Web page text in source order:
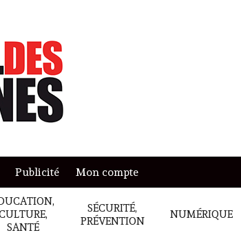
Publicité Mon compte
SANTÉ
SÉCURITÉ,
PRÉVENTION
NUMÉRIQUE